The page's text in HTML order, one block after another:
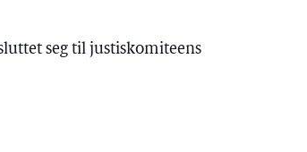
seg til justiskomiteens